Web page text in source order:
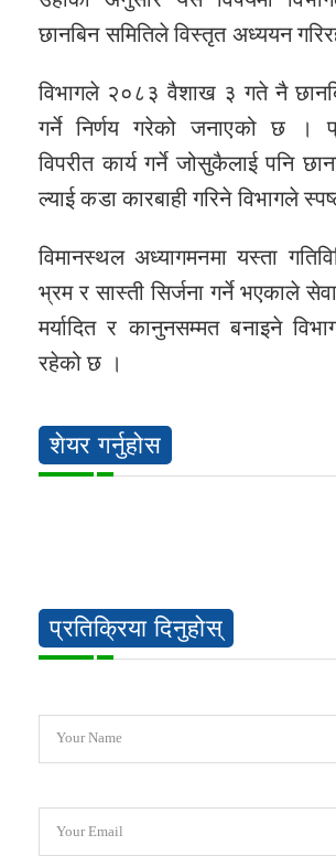
छानबिन समितिले विस्तृत अध्ययन
विभागले २०८३ वैशाख ३ गते नै
गर्ने निर्णय गरेको जनाएको छ ।
विपरीत कार्य गर्ने जोसुकैलाई पनि
ल्याई कडा कारबाही गरिने विभागले
विमानस्थल अध्यागमनमा यस्ता
भ्रम र सास्ती सिर्जना गर्ने भएकाले
मर्यादित र कानुनसम्मत बनाइने
रहेको छ ।
शेयर गर्नुहोस
प्रतिक्रिया दिनुहोस्
Your Name
Your Email